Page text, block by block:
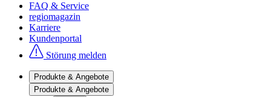
FAQ & Service
regiomagazin
Karriere
Kundenportal
Störung melden
Produkte & Angebote
Produkte & Angebote